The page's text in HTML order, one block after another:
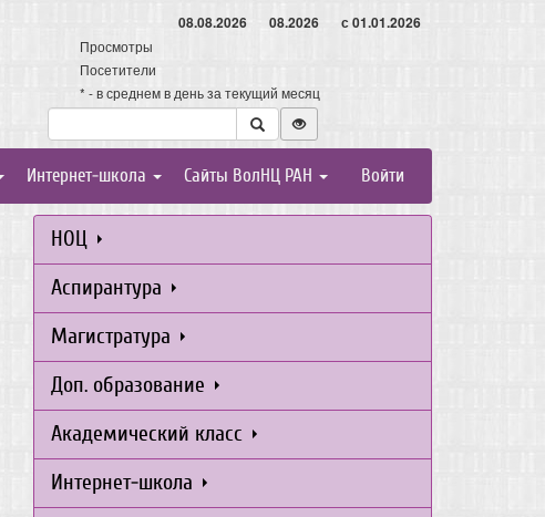
08.08.2026 08.2026 с 01.01.2026
Просмотры
Посетители
* - в среднем в день за текущий месяц
Интернет-школа Сайты ВолНЦ РАН Войти
НОЦ
Аспирантура
Магистратура
Доп. образование
Академический класс
Интернет-школа